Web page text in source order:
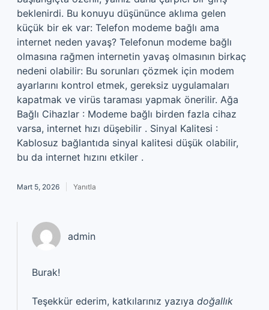
beklenirdi. Bu konuyu düşününce aklıma gelen
küçük bir ek var: Telefon modeme bağlı ama
internet neden yavaş? Telefonun modeme bağlı
olmasına rağmen internetin yavaş olmasının birkaç
nedeni olabilir: Bu sorunları çözmek için modem
ayarlarını kontrol etmek, gereksiz uygulamaları
kapatmak ve virüs taraması yapmak önerilir. Ağa
Bağlı Cihazlar : Modeme bağlı birden fazla cihaz
varsa, internet hızı düşebilir . Sinyal Kalitesi :
Kablosuz bağlantıda sinyal kalitesi düşük olabilir,
bu da internet hızını etkiler .
Mart 5, 2026 Yanıtla
admin
Burak!
Teşekkür ederim, katkılarınız yazıya doğallık